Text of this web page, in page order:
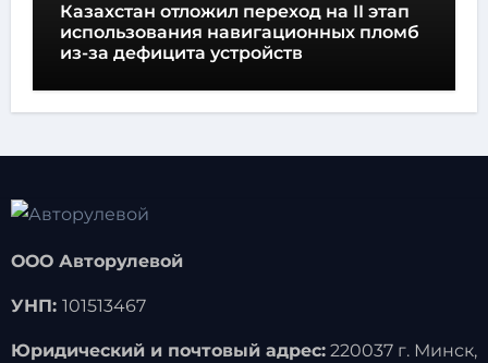
Казахстан отложил переход на II этап
использования навигационных пломб
из-за дефицита устройств
ООО Авторулевой
УНП: 101513467
Юридический и почтовый адрес:220037 г. Минск,